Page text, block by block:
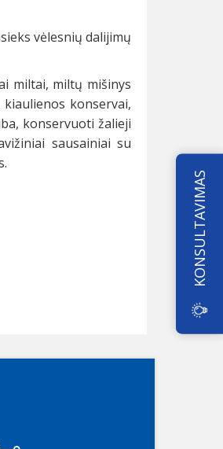
vėlesnių dalijimų
miltai, miltų mišinys
konservai,
konservuoti žalieji
sausainiai su
KONSULTAVIMAS